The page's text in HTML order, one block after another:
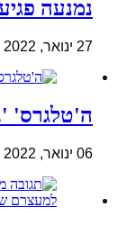
נמנעה
27 ינואר, 2022
ה'טלגרס'
06 ינואר, 2022